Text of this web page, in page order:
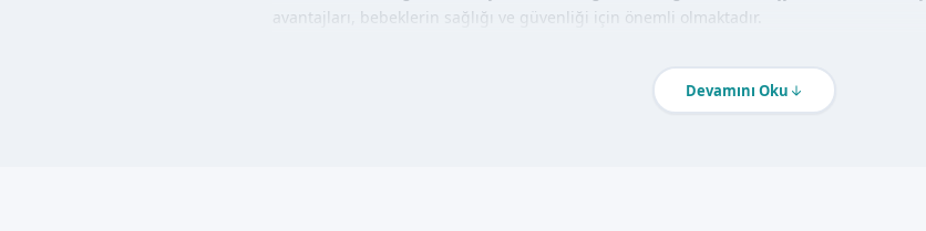
avantajları, bebeklerin sağlığı ve güvenliği için önemli olmaktadır.
Eskişehir Günyüzü'de Bebek Sünneti Nasıl Yapılır?
Eskişehir Günyüzü'de bebek sünneti, uzman doktorumuz ve ekibimiz tarafından
Devamını Oku